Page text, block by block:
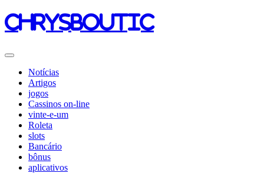
chrysboutic
Notícias
Artigos
jogos
Cassinos on-line
vinte-e-um
Roleta
slots
Bancário
bônus
aplicativos